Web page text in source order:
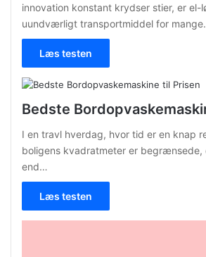
innovation konstant krydser stier, er el-
uundværligt transportmiddel for
Læs testen
Bedste
I en travl hverdag, hvor tid er en knap
boligens kvadratmeter er
end…
Læs testen